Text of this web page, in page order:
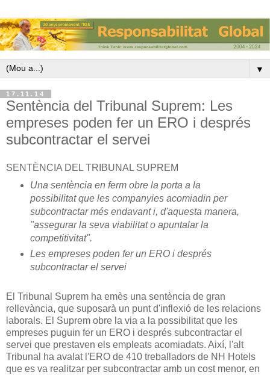
▼
17.11.14
Sentència del Tribunal Suprem: Les
empreses poden fer un ERO i després
subcontractar el servei
SENTÈNCIA DEL TRIBUNAL SUPREM
Una sentència en ferm obre la porta a la
possibilitat que les companyies acomiadin per
subcontractar més endavant i, d'aquesta manera,
"assegurar la seva viabilitat o apuntalar la
competitivitat".
Les empreses poden fer un ERO i després
subcontractar el servei
El Tribunal Suprem ha emès una sentència de gran
rellevància, que suposarà un punt d'inflexió de les relacions
laborals. El Suprem obre la via a la possibilitat que les
empreses puguin fer un ERO i després subcontractar el
servei que prestaven els empleats acomiadats. Així, l'alt
Tribunal ha avalat l'ERO de 410 treballadors de NH Hotels
que es va realitzar per subcontractar amb un cost menor, en